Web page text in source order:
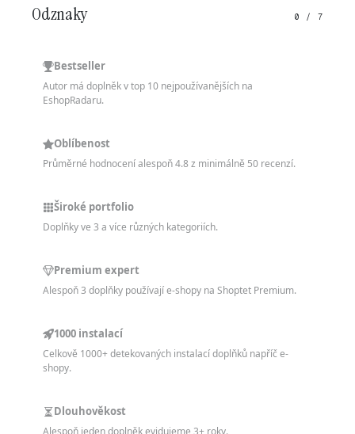
Odznaky 0 / 7
Bestseller
Autor má doplněk v top 10 nejpoužívanějších na
EshopRadaru.
Oblíbenost
Průměrné hodnocení alespoň 4.8 z minimálně 50 recenzí.
Široké portfolio
Doplňky ve 3 a více různých kategoriích.
Premium expert
Alespoň 3 doplňky používají e-shopy na Shoptet Premium.
1000 instalací
Celkově 1000+ detekovaných instalací doplňků napříč e-
shopy.
Dlouhověkost
Alespoň jeden doplněk evidujeme 3+ roky.